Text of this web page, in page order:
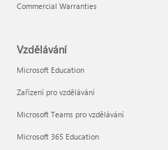
Commercial Warranties
Vzdělávání
Microsoft Education
Zařízení pro vzdělávání
Microsoft Teams pro vzdělávání
Microsoft 365 Education